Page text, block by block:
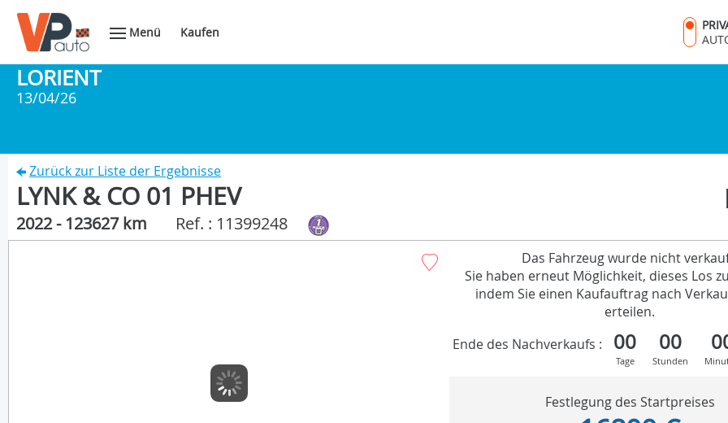
Menü Kaufen
LORIENT
13/04/26
Zurück zur Liste der Ergebnisse
LYNK & CO 01 PHEV
2022 - 123627 km Ref. : 11399248
Das Fahrzeug wurde nicht
Sie haben erneut Möglichkeit, dieses Los
indem Sie einen Kaufauftrag nach
erteilen.
Ende des Nachverkaufs :
00
Tage
00
Stunden
Festlegung des Startpreises